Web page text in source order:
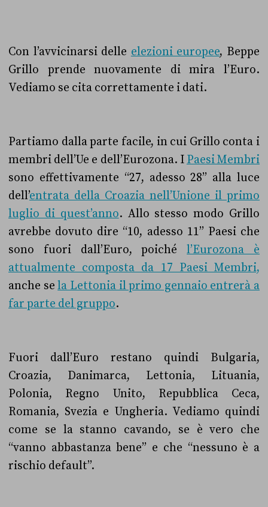
Con l’avvicinarsi delle elezioni europee, Beppe
Grillo prende nuovamente di mira l’Euro.
Vediamo se cita correttamente i dati.
Partiamo dalla parte facile, in cui Grillo conta i
membri dell’Ue e dell’Eurozona. I Paesi Membri
sono effettivamente “27, adesso 28” alla luce
dell’entrata della Croazia nell’Unione il primo
luglio di quest’anno. Allo stesso modo Grillo
avrebbe dovuto dire “10, adesso 11” Paesi che
sono fuori dall’Euro, poichél’Eurozona è
attualmente composta da 17 Paesi Membri,
anche sela Lettonia il primo gennaio entrerà a
far parte del gruppo.
Fuori dall’Euro restano quindi Bulgaria,
Croazia, Danimarca, Lettonia, Lituania,
Polonia, Regno Unito, Repubblica Ceca,
Romania, Svezia e Ungheria. Vediamo quindi
come se la stanno cavando, se è vero che
“vanno abbastanza bene” e che “nessuno è a
rischio default”.